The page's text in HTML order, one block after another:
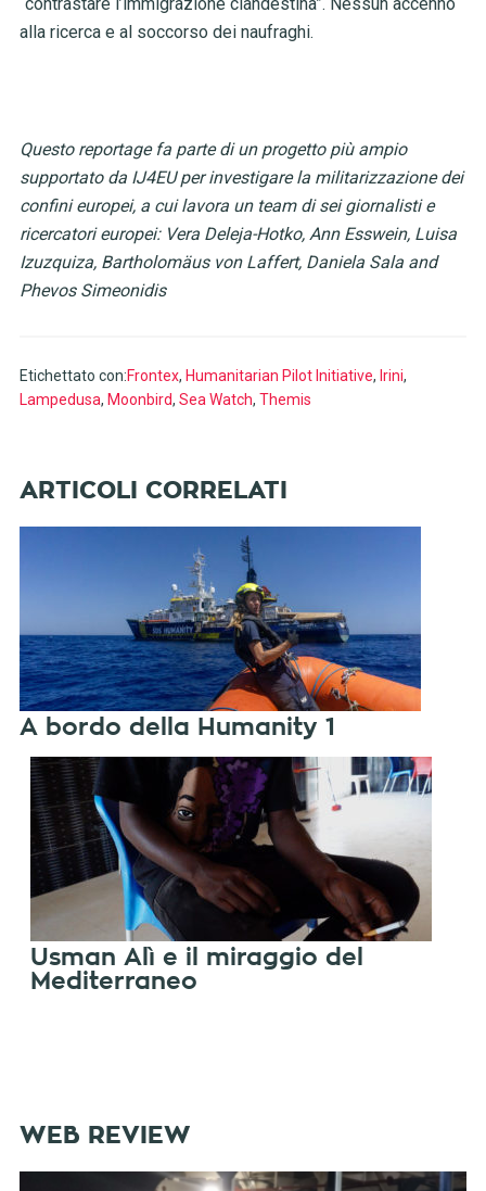
alla ricerca e al soccorso dei naufraghi.
Questo reportage fa parte di un progetto più ampio
supportato da IJ4EU per investigare la militarizzazione dei
confini europei, a cui lavora un team di sei giornalisti e
ricercatori europei: Vera Deleja-Hotko, Ann Esswein, Luisa
Izuzquiza, Bartholomäus von Laffert, Daniela Sala and
Phevos Simeonidis
Etichettato con:Frontex, Humanitarian Pilot Initiative, Irini,
Lampedusa, Moonbird, Sea Watch, Themis
A bordo della Humanity 1
Usman Alì e il miraggio del
Mediterraneo
WEB REVIEW